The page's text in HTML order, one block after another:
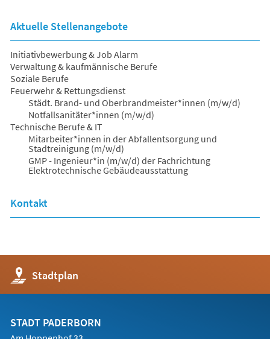
Aktuelle Stellenangebote
Initiativbewerbung & Job Alarm
Verwaltung & kaufmännische Berufe
Soziale Berufe
Feuerwehr & Rettungsdienst
Städt. Brand- und Oberbrandmeister*innen (m/w/d)
Notfallsanitäter*innen (m/w/d)
Technische Berufe & IT
Mitarbeiter*innen in der Abfallentsorgung und
Stadtreinigung (m/w/d)
GMP - Ingenieur*in (m/w/d) der Fachrichtung
Elektrotechnische Gebäudeausstattung
Kontakt
Stadtplan
(Öffnet
in
einem
Tab)
STADT PADERBORN